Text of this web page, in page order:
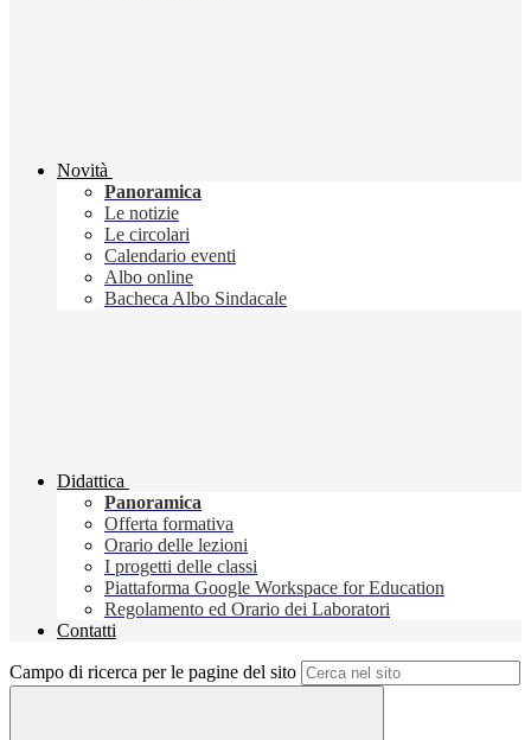
Novità
Panoramica
Le notizie
Le circolari
Calendario eventi
Albo online
Bacheca Albo Sindacale
Didattica
Panoramica
Offerta formativa
Orario delle lezioni
I progetti delle classi
Piattaforma Google Workspace for Education
Regolamento ed Orario dei Laboratori
Contatti
Campo di ricerca per le pagine del sito